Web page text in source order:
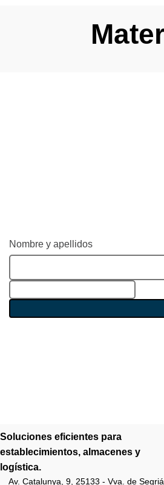
Nombre y apellidos
Soluciones eficientes para
establecimientos, almacenes y
logística.
Av. Catalunya, 9, 25133 - Vva. de Segriá,